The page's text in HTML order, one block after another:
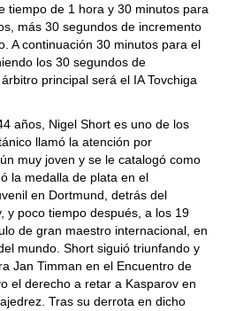
tiempo de 1 hora y 30 minutos para
más 30 segundos de incremento
A continuación 30 minutos para el
los 30 segundos de
principal será el IA Tovchiga
años, Nigel Short es uno de los
llamó la atención por
muy joven y se le catalogó como
la medalla de plata en el
en Dortmund, detrás del
y poco tiempo después, a los 19
de gran maestro internacional, en
mundo. Short siguió triunfando y
Jan Timman en el Encuentro de
el derecho a retar a Kasparov en
Tras su derrota en dicho